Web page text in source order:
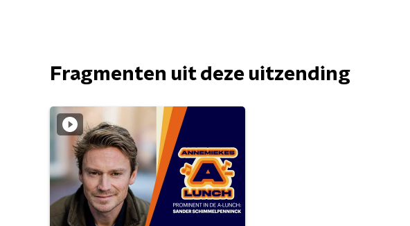
Fragmenten uit deze uitzending